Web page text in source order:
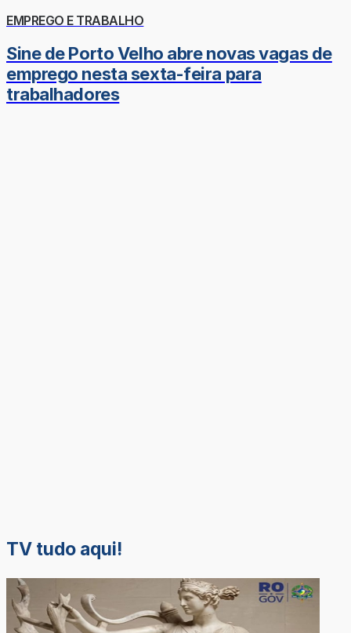
EMPREGO E TRABALHO
Sine de Porto Velho abre novas vagas de
emprego nesta sexta-feira para
trabalhadores
TV tudo aqui!